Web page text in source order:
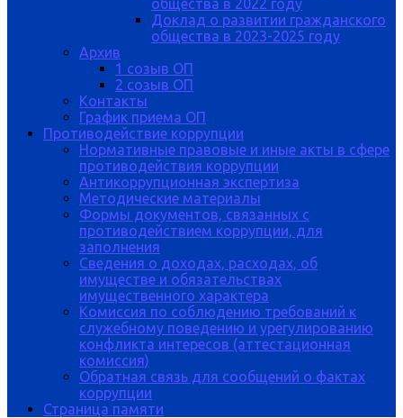
общества в 2022 году
Доклад о развитии гражданского
общества в 2023-2025 году
Архив
1 созыв ОП
2 созыв ОП
Контакты
График приема ОП
Противодействие коррупции
Нормативные правовые и иные акты в сфере
противодействия коррупции
Антикоррупционная экспертиза
Методические материалы
Формы документов, связанных с
противодействием коррупции, для
заполнения
Сведения о доходах, расходах, об
имуществе и обязательствах
имущественного характера
Комиссия по соблюдению требований к
служебному поведению и урегулированию
конфликта интересов (аттестационная
комиссия)
Обратная связь для сообщений о фактах
коррупции
Страница памяти